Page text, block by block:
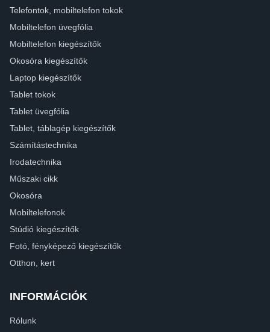
Telefontok, mobiltelefon tokok
Mobiltelefon üvegfólia
Mobiltelefon kiegészítők
Okosóra kiegészítők
Laptop kiegészítők
Tablet tokok
Tablet üvegfólia
Tablet, táblagép kiegészítők
Számítástechnika
Irodatechnika
Műszaki cikk
Okosóra
Mobiltelefonok
Stúdió kiegészítők
Fotó, fényképező kiegészítők
Otthon, kert
INFORMÁCIÓK
Rólunk